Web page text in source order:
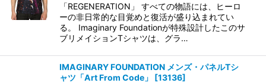
「REGENERATION」 すべての物語には、ヒーロ
ーの非日常的な目覚めと復活が盛り込まれてい
る。 Imaginary Foundationが特殊設計したこのサ
ブリメイションTシャツは、グラ…
IMAGINARY FOUNDATION メンズ・パネルTシ
ャツ「Art From Code」
[13136]